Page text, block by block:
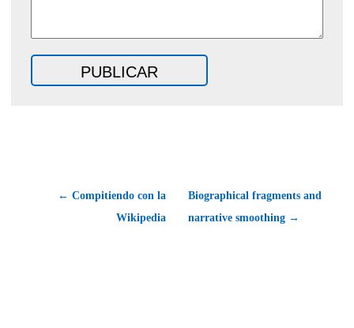
← Compitiendo con la
Wikipedia
Biographical fragments and
narrative smoothing →